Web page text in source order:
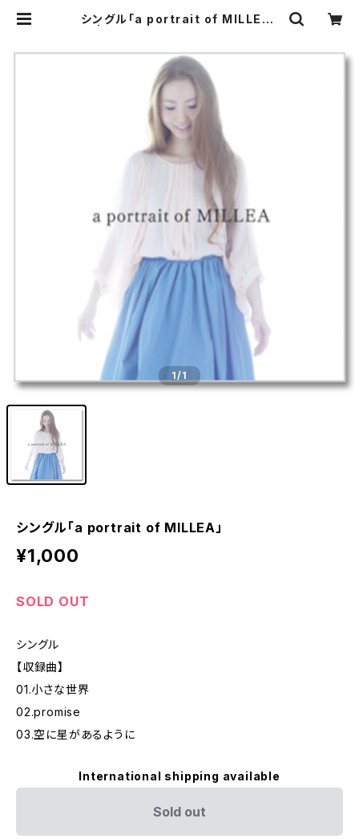
シングル「a portrait of MILLEA」
1/1
シングル「a portrait of MILLEA」
¥1,000
SOLD OUT
シングル
【収録曲】
01.小さな世界
02.promise
03.空に星があるように
International shipping available
Sold out